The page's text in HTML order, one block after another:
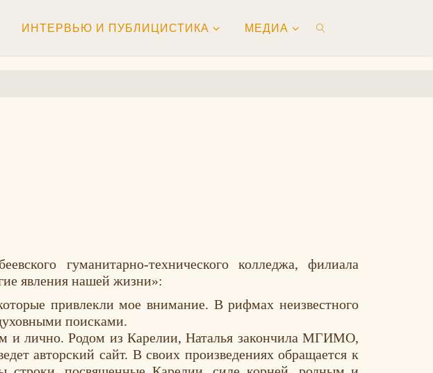
ИНТЕРВЬЮ И ПУБЛИЦИСТИКА МЕДИА
гуманитарно-технического колледжа, филиала
явления нашей жизни»:
привлекли мое внимание. В рифмах неизвестного
поисками.
и лично. Родом из Карелии,Наталья закончила МГИМО,
авторский сайт. В своих произведениях обращается к